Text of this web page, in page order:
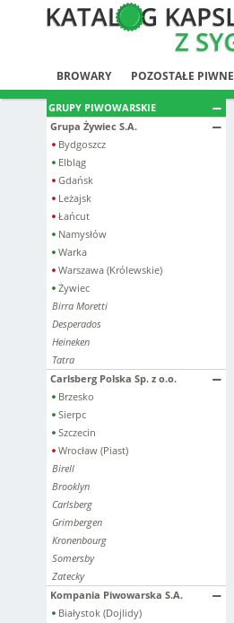
BROWARY POZOSTAŁE PIWNE
GRUPY PIWOWARSKIE
Grupa Żywiec S.A.
Bydgoszcz
Elbląg
Gdańsk
Leżajsk
Łańcut
Namysłów
Warka
Warszawa (Królewskie)
Żywiec
Birra Moretti
Desperados
Heineken
Tatra
Carlsberg Polska Sp. z o.o.
Brzesko
Sierpc
Szczecin
Wrocław (Piast)
Birell
Brooklyn
Carlsberg
Grimbergen
Kronenbourg
Somersby
Zatecky
Kompania Piwowarska S.A.
Białystok (Dojlidy)